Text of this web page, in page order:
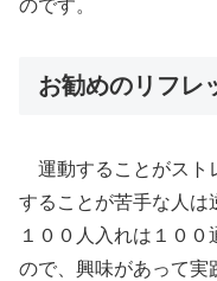
のです。
お勧めのリフレ
運動することがスト
することが苦手な人は
１００人入れは１０
ので、興味があって実